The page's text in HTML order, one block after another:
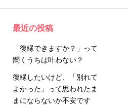
最近の投稿
「復縁できますか？」って
聞くうちは叶わない？
復縁したいけど、「別れて
よかった」って思われたま
まにならないか不安です